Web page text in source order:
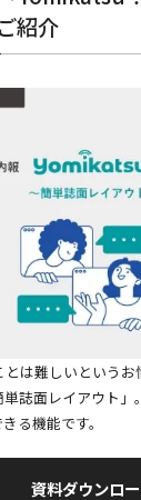
紹介
は難しいというお
誌面レイアウト
る機能です。
資料ダウンロ